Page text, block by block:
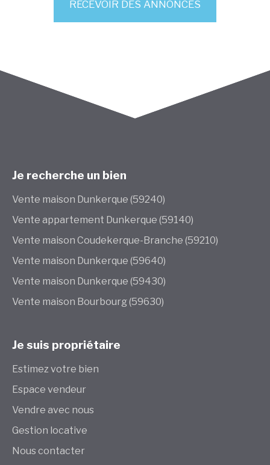
RECEVOIR DES ANNONCES
Je recherche un bien
Vente maison Dunkerque (59240)
Vente appartement Dunkerque (59140)
Vente maison Coudekerque-Branche (59210)
Vente maison Dunkerque (59640)
Vente maison Dunkerque (59430)
Vente maison Bourbourg (59630)
Je suis propriétaire
Estimez votre bien
Espace vendeur
Vendre avec nous
Gestion locative
Nous contacter